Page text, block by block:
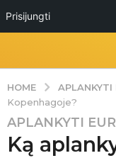
Prisijungti
HOME APLANKYTI
Kopenhagoje?
7
m
APLANKYTI
Ką